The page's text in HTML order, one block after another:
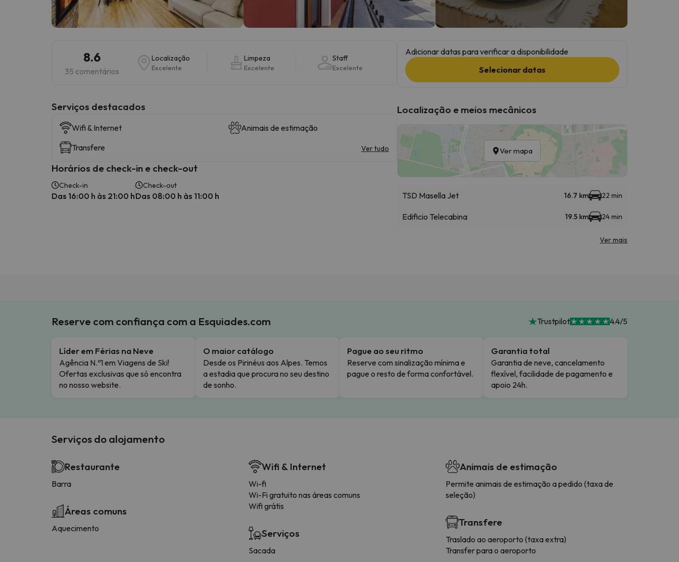
8.6
35 comentários
Localização
Excelente
Limpeza
Excelente
Staff
Excelente
Serviços destacados
Wifi & Internet
Animais de estimação
Transfere
Ver tudo
Horários de check-in e check-out
Check-in
Das 16:00 h às 21:00 h
Check-out
Das 08:00 h às 11:00 h
Adicionar datas para verificar a disponibilidade
Selecionar datas
Localização e meios mecânicos
Ver mapa
TSD Masella Jet 16.7 km 22 min
Edificio Telecabina 19.5 km 24 min
Ver mais
Reserve com confiança com a Esquiades.com Trustpilot 4.4/5
Líder em Férias na Neve
Agência N.º1 em Viagens de Ski!
Ofertas exclusivas que só encontra
no nosso website.
O maior catálogo
Desde os Pirinéus aos Alpes. Temos
a estadia que procura no seu destino
de sonho.
Pague ao seu ritmo
Reserve com sinalização mínima e
pague o resto de forma confortável.
Garantia total
Garantia de neve, cancelamento
flexível, facilidade de pagamento e
apoio 24h.
Serviços do alojamento
Restaurante
Barra
Áreas comuns
Aquecimento
Wifi & Internet
Wi-fi
Wi-Fi gratuito nas áreas comuns
Wifi grátis
Serviços
Sacada
Animais de estimação
Permite animais de estimação a pedido (taxa de
seleção)
Transfere
Traslado ao aeroporto (taxa extra)
Transfer para o aeroporto